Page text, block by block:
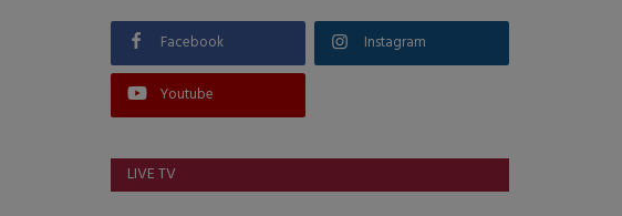
Facebook Instagram
Youtube
LIVE TV